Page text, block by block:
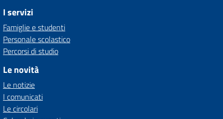
I servizi
Famiglie e studenti
Personale scolastico
Percorsi di studio
Le novità
Le notizie
I comunicati
Le circolari